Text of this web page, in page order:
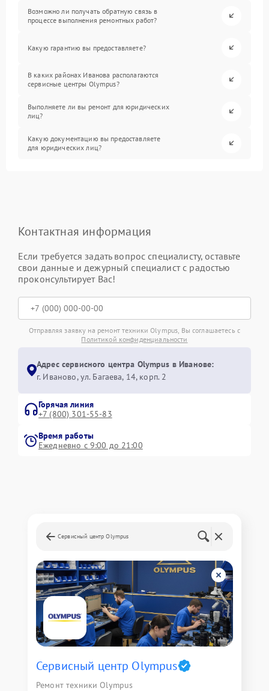
Возможно ли получать обратную связь в
процессе выполнения ремонтных работ?
Какую гарантию вы предоставляете?
В каких районах Иванова располагаются
сервисные центры Olympus?
Выполняете ли вы ремонт для юридических
лиц?
Какую документацию вы предоставляете
для юридических лиц?
Контактная информация
Если требуется задать вопрос специалисту, оставьте
свои данные и дежурный специалист с радостью
проконсультирует Вас!
Отправляя заявку на ремонт техники Olympus, Вы соглашаетесь с
Политикой конфиденциальности
Адрес сервисного центра Olympus в Иванове:
г. Иваново, ул. Багаева, 14, корп. 2
Горячая линия
+7 (800) 301-55-83
Время работы
Ежедневно с 9:00 до 21:00
Сервисный центр Olympus
Сервисный центр Olympus
Ремонт техники Olympus